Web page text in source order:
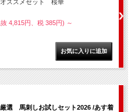
オススメセット 桜華
4,815円、税 385円) ～
厳選 馬刺しお試しセット2026 /あす着